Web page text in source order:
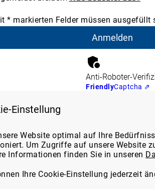
* markierten Felder müssen ausgefüllt
Anti-Roboter-
FriendlyCaptcha ⇗
uns
705-131
Über uns
Einstellung
Website optimal auf Ihre
Um Zugriffe auf unsere Website
Informationen finden Sie in unseren
Ihre Cookie-Einstellung jederzeit